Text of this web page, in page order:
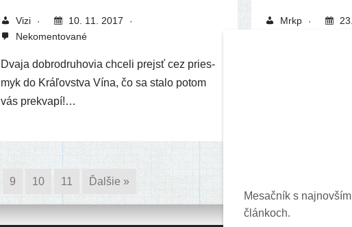
Vizi
10. 11. 2017
Nekomentované
Dvaja dob­ro­dru­ho­via chce­li prejsť cez pries­
myk do Kráľovstva Vína, čo sa sta­lo potom
vás prekvapí!…
Mrkp
9 10 11 Ďalšie »